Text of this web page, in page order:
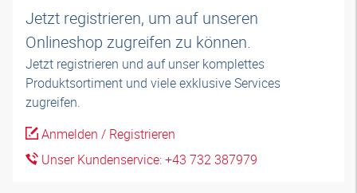
Jetzt registrieren, um auf unseren
Onlineshop zugreifen zu können.
Jetzt registrieren und auf unser komplettes
Produktsortiment und viele exklusive Services
zugreifen.
Anmelden / Registrieren
Unser Kundenservice: +43 732 387979